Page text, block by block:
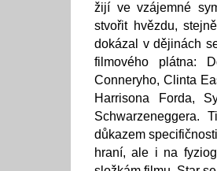
žijí ve vzájemné
stvořit hvězdu,
dokázal v dějinách
filmového plátna:
Conneryho, Clinta
Harrisona Forda,
Schwarzeneggera.
důkazem
hraní, ale i na